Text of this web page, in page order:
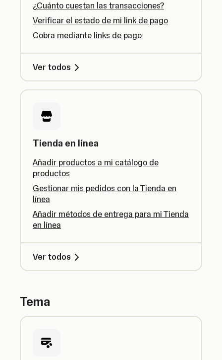
¿Cuánto cuestan las transacciones?
Verificar el estado de mi link de pago
Cobra mediante links de pago
Ver todos
Tienda en línea
Añadir productos a mi catálogo de
productos
Gestionar mis pedidos con la Tienda en
línea
Añadir métodos de entrega para mi Tienda
en línea
Ver todos
Tema